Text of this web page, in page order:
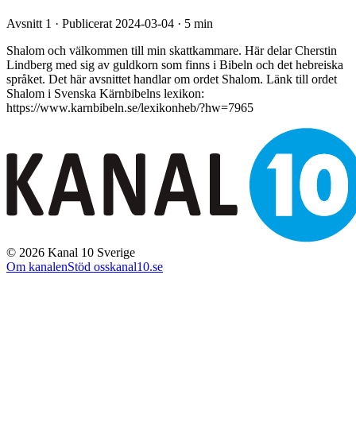
Avsnitt 1 · Publicerat 2024-03-04 · 5 min
Shalom och välkommen till min skattkammare. Här delar Cherstin
Lindberg med sig av guldkorn som finns i Bibeln och det hebreiska
språket. Det här avsnittet handlar om ordet Shalom. Länk till ordet
Shalom i Svenska Kärnbibelns lexikon:
https://www.karnbibeln.se/lexikonheb/?hw=7965
© 2026 Kanal 10 Sverige
Om kanalenStöd osskanal10.se